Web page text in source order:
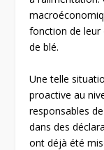
fonction de leur
de blé.
Une telle
proactive au
responsables
dans des
ont déjà été